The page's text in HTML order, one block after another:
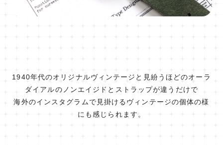
1940年代のオリジナルヴィンテージと見紛うほどのオーラ
ダイアルのノンエイジドとストラップが違うだけで
海外のインスタグラムで見掛けるヴィンテージの個体の様
にも感じられます。